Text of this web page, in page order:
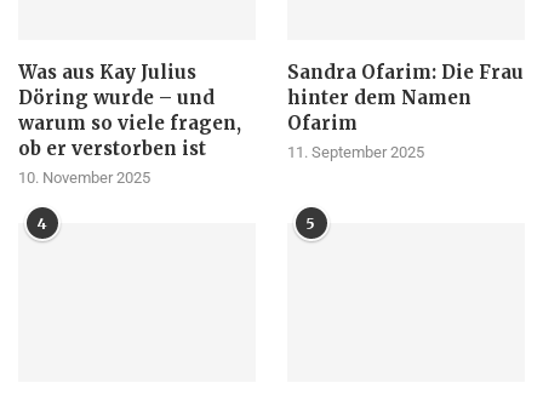
Was aus Kay Julius
Döring wurde – und
warum so viele fragen,
ob er verstorben ist
10. November 2025
Sandra Ofarim: Die Frau
hinter dem Namen
Ofarim
11. September 2025
4 5